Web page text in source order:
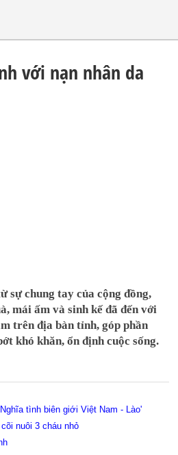
với nạn nhân da
sự chung tay của cộng đồng,
mái ấm và sinh kế đã đến với
trên địa bàn tỉnh, góp phần
khó khăn, ổn định cuộc sống.
tình biên giới Việt Nam - Lào'
nuôi 3 cháu nhỏ